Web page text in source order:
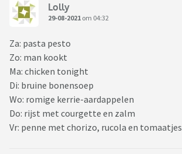
Lolly
29-08-2021 om 04:32
Za: pasta pesto
Zo: man kookt
Ma: chicken tonight
Di: bruine bonensoep
Wo: romige kerrie-aardappelen
Do: rijst met courgette en zalm
Vr: penne met chorizo, rucola en tomaatjes